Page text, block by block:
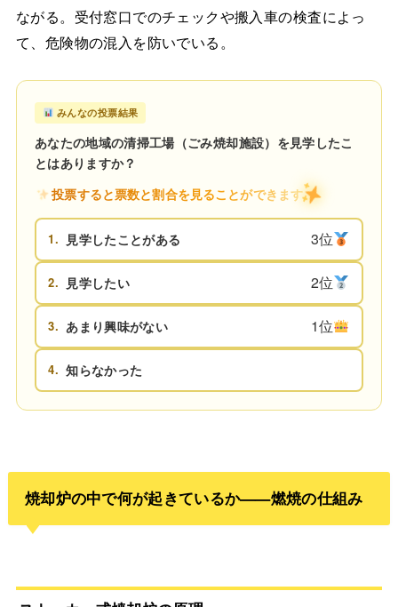
ながる。受付窓口でのチェックや搬入車の検査によっ
て、危険物の混入を防いでいる。
みんなの投票結果
あなたの地域の清掃工場（ごみ焼却施設）を見学したこ
とはありますか？
投票すると票数と割合を見ることができます
1. 見学したことがある 3位
2. 見学したい 2位
3. あまり興味がない 1位
4. 知らなかった
焼却炉の中で何が起きているか——燃焼の仕組み